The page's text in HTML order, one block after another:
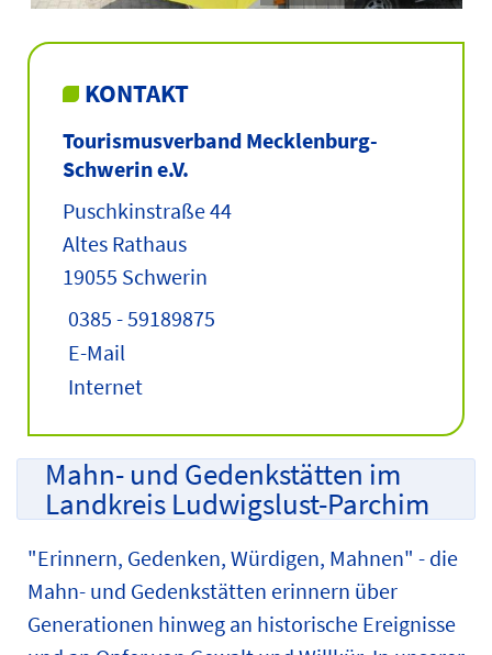
KONTAKT
Tourismusverband Mecklenburg-
Schwerin e.V.
Puschkinstraße 44
Altes Rathaus
19055 Schwerin
0385 - 59189875
E-Mail
Internet
Mahn- und Gedenkstätten im
Landkreis Ludwigslust-Parchim
"Erinnern, Gedenken, Würdigen, Mahnen" - die
Mahn- und Gedenkstätten erinnern über
Generationen hinweg an historische Ereignisse